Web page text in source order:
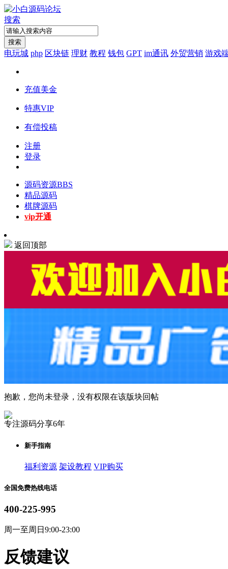
搜索
搜索
电玩城 php 区块链 理财 教程 钱包 GPT im通讯 外贸营销 游戏
充值美金
特惠VIP
有偿投稿
注册
登录
源码资源BBS
精品源码
棋牌源码
vip开通
返回顶部
抱歉，您尚未登录，没有权限在该版块回帖
专注源码分享6年
新手指南
福利资源 架设教程 VIP购买
全国免费热线电话
400-225-995
周一至周日9:00-23:00
反馈建议